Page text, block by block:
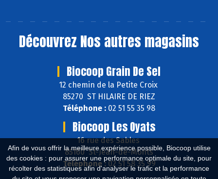
Afin de vous offrir la meilleure expérience possible, Biocoop utilise
des cookies : pour assurer une performance optimale du site, pour
récolter des statistiques afin d'analyser le trafic et la performance
Découvrez Nos autres magasins
Biocoop Grain De Sel
12 chemin de la Petite Croix
85270 ST HILAIRE DE RIEZ
Téléphone : 02 51 55 35 98
Biocoop Les Oyats
16 rue des Sables
85160 St-Jean-de-Monts
Téléphone :02 51 58 35 99